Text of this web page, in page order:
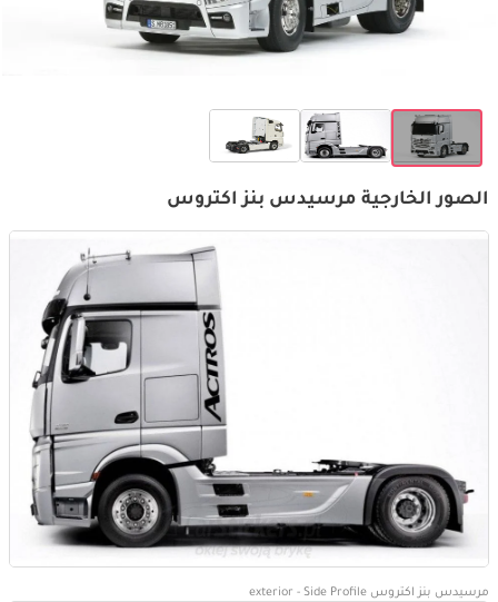
الصور الخارجية مرسيدس بنز اكتروس
مرسيدس بنز اكتروس exterior - Side Profile